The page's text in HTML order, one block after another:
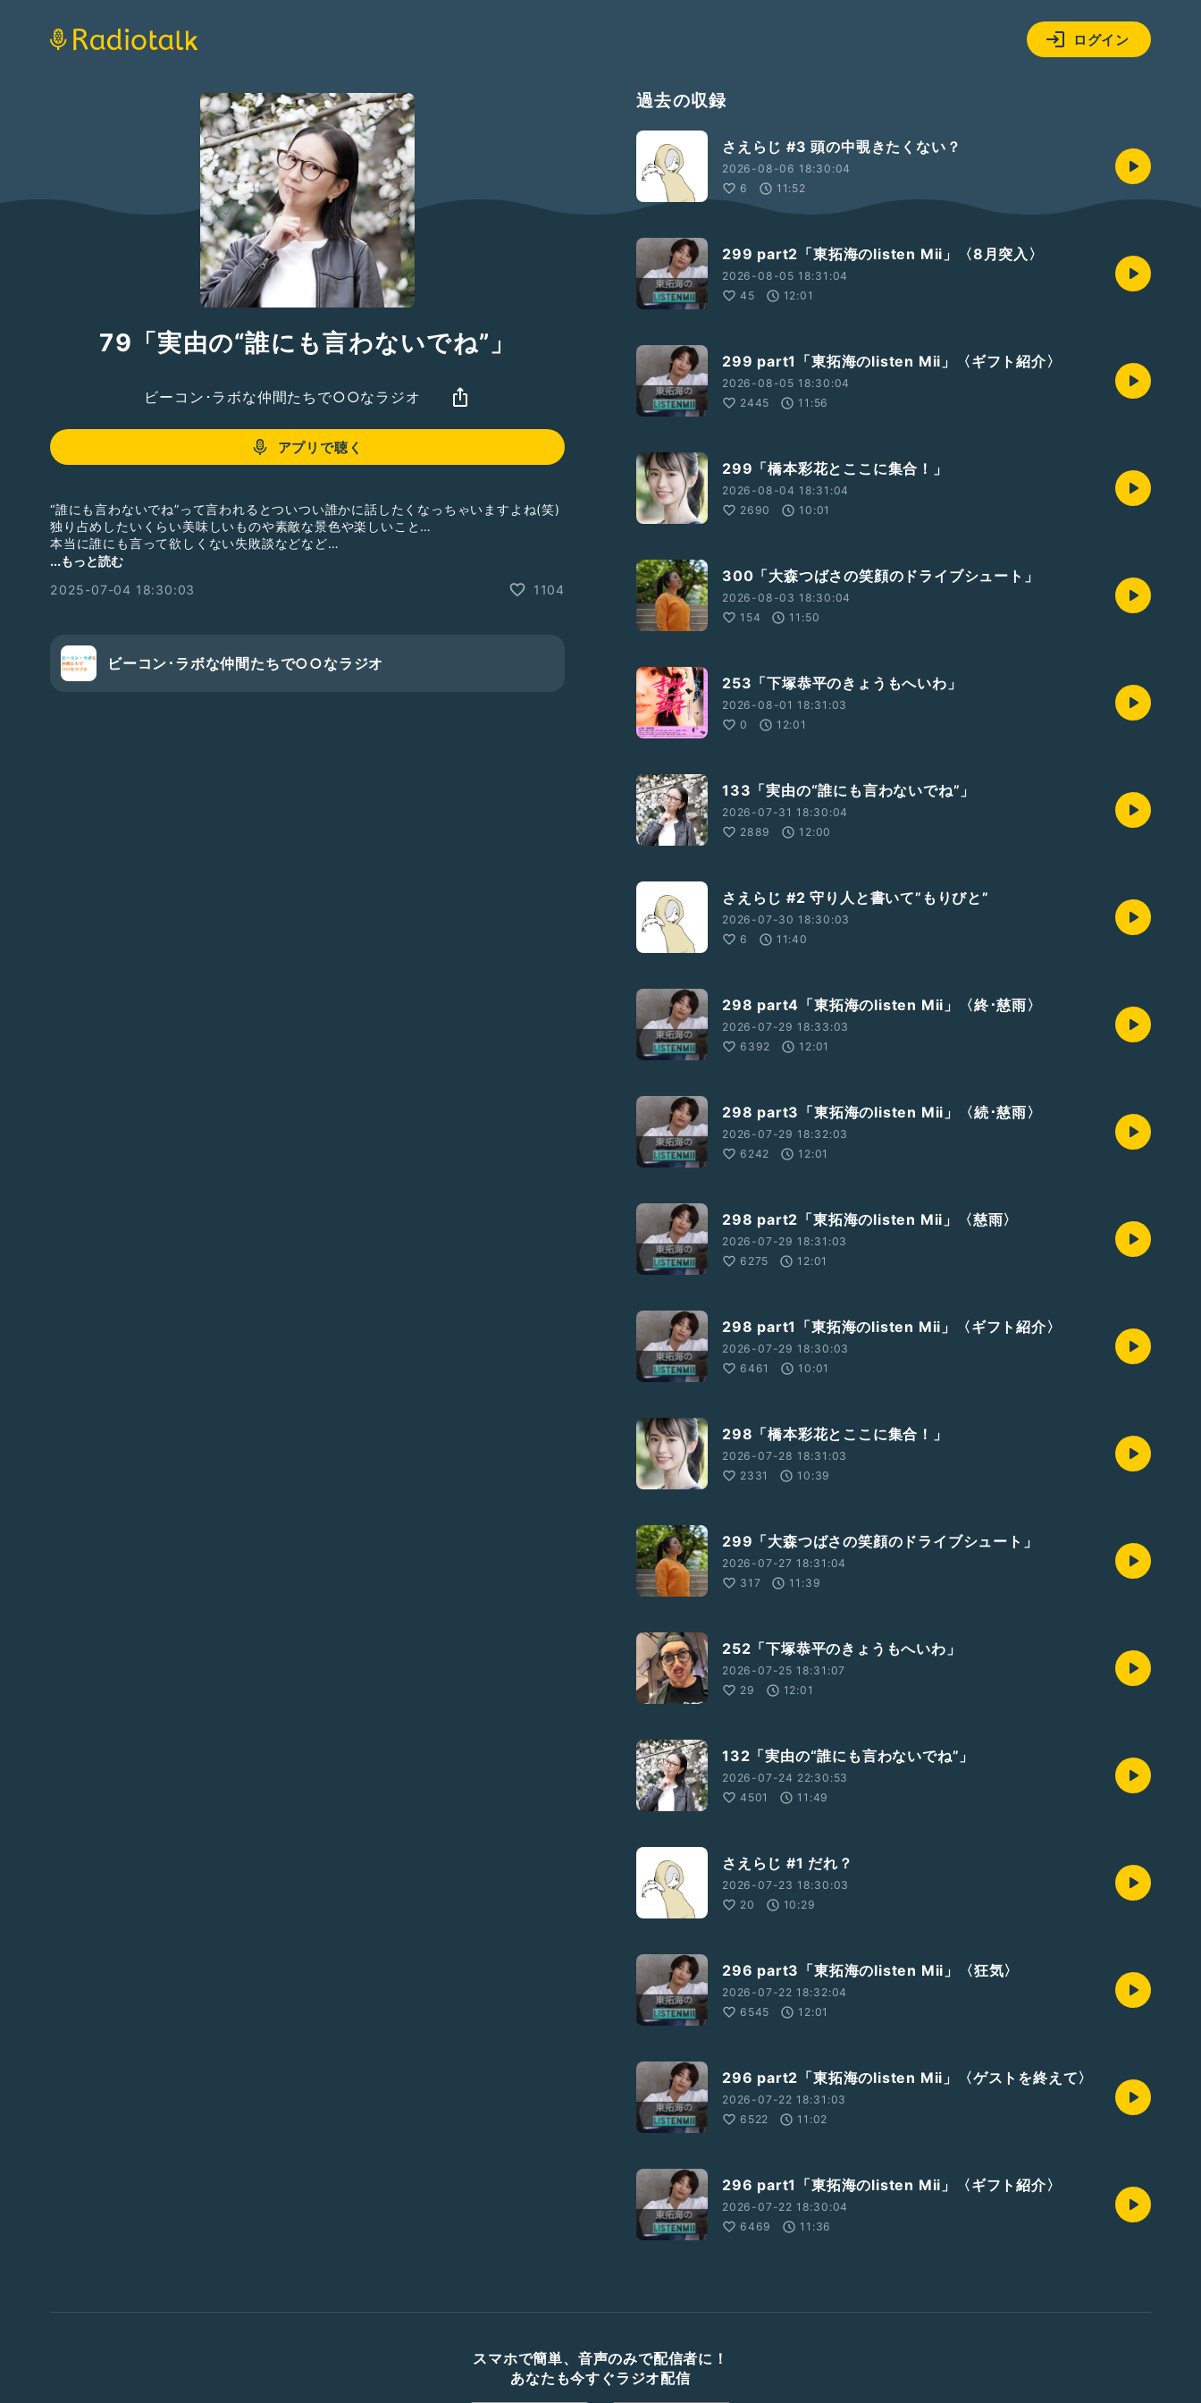
ログイン
79「実由の“誰にも言わないでね”」
ビーコン･ラボな仲間たちで○○なラジオ
アプリで聴く
“誰にも言わないでね”って言われるとついつい誰かに話したくなっちゃいますよね(笑)
独り占めしたいくらい美味しいものや素敵な景色や楽しいこと…
本当に誰にも言って欲しくない失敗談などなど…
実由の内緒話をお届けします。
―――――――――――――――――――――――
◇X
https://x.com/dj_miu?t=inZbZCtNy21j8fQTmawk2w&
...もっと読む
2025-07-04 18:30:03
1104
ビーコン･ラボな仲間たちで○○なラジオ
過去の収録
さえらじ #3 頭の中覗きたくない？
2026-08-06 18:30:04
6
11:52
299 part2「東拓海のlisten Mii」〈8月突入〉
2026-08-05 18:31:04
45
12:01
299 part1「東拓海のlisten Mii」〈ギフト紹介〉
2026-08-05 18:30:04
2445
11:56
299「橋本彩花とここに集合！」
2026-08-04 18:31:04
2690
10:01
300「大森つばさの笑顔のドライブシュート」
2026-08-03 18:30:04
154
11:50
253「下塚恭平のきょうもへいわ」
2026-08-01 18:31:03
0
12:01
133「実由の“誰にも言わないでね”」
2026-07-31 18:30:04
2889
12:00
さえらじ #2 守り人と書いて”もりびと”
2026-07-30 18:30:03
6
11:40
298 part4「東拓海のlisten Mii」〈終･慈雨〉
2026-07-29 18:33:03
6392
12:01
298 part3「東拓海のlisten Mii」〈続･慈雨〉
2026-07-29 18:32:03
6242
12:01
298 part2「東拓海のlisten Mii」〈慈雨〉
2026-07-29 18:31:03
6275
12:01
298 part1「東拓海のlisten Mii」〈ギフト紹介〉
2026-07-29 18:30:03
6461
10:01
298「橋本彩花とここに集合！」
2026-07-28 18:31:03
2331
10:39
299「大森つばさの笑顔のドライブシュート」
2026-07-27 18:31:04
317
11:39
252「下塚恭平のきょうもへいわ」
2026-07-25 18:31:07
29
12:01
132「実由の“誰にも言わないでね”」
2026-07-24 22:30:53
4501
11:49
さえらじ #1 だれ？
2026-07-23 18:30:03
20
10:29
296 part3「東拓海のlisten Mii」〈狂気〉
2026-07-22 18:32:04
6545
12:01
296 part2「東拓海のlisten Mii」〈ゲストを終えて〉
2026-07-22 18:31:03
6522
11:02
296 part1「東拓海のlisten Mii」〈ギフト紹介〉
2026-07-22 18:30:04
6469
11:36
スマホで簡単、音声のみで配信者に！
あなたも今すぐラジオ配信